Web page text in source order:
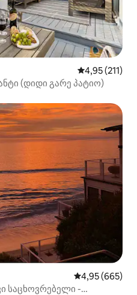
საშუალო
4,95 (211)
(დიდი გარე პატიო)
საშუალო
4,95 (665)
საცხოვრებელი -